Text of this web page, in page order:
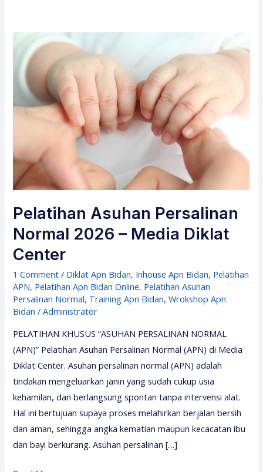
Pelatihan Asuhan Persalinan
Normal 2026 – Media Diklat
Center
1 Comment / Diklat Apn Bidan, Inhouse Apn Bidan, Pelatihan
APN, Pelatihan Apn Bidan Online, Pelatihan Asuhan
Persalinan Normal, Training Apn Bidan,Wrokshop Apn
Bidan /Administrator
PELATIHAN KHUSUS “ASUHAN PERSALINAN NORMAL
(APN)” Pelatihan Asuhan Persalinan Normal (APN) di Media
Diklat Center. Asuhan persalinan normal (APN) adalah
tindakan mengeluarkan janin yang sudah cukup usia
kehamilan, dan berlangsung spontan tanpa intervensi alat.
Hal ini bertujuan supaya proses melahirkan berjalan bersih
dan aman, sehingga angka kematian maupun kecacatan ibu
dan bayi berkurang. Asuhan persalinan […]